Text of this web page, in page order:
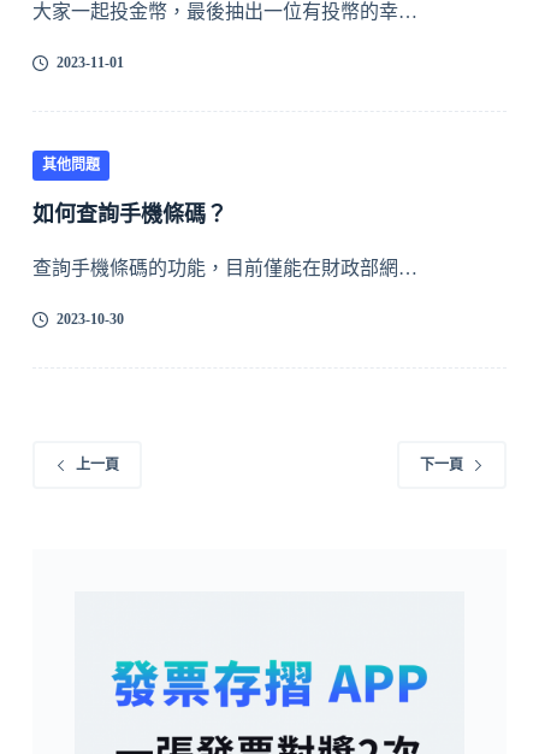
大家一起投金幣，最後抽出一位有投幣的幸…
2023-11-01
其他問題
如何查詢手機條碼？
查詢手機條碼的功能，目前僅能在財政部網…
2023-10-30
上一頁 下一頁